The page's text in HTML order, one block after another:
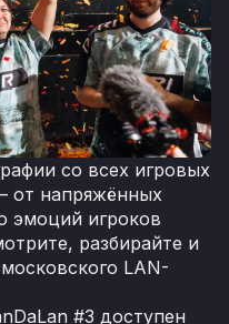
со всех игровых
от напряжённых
эмоций игроков
разбирайте и
LAN-
#3 доступен